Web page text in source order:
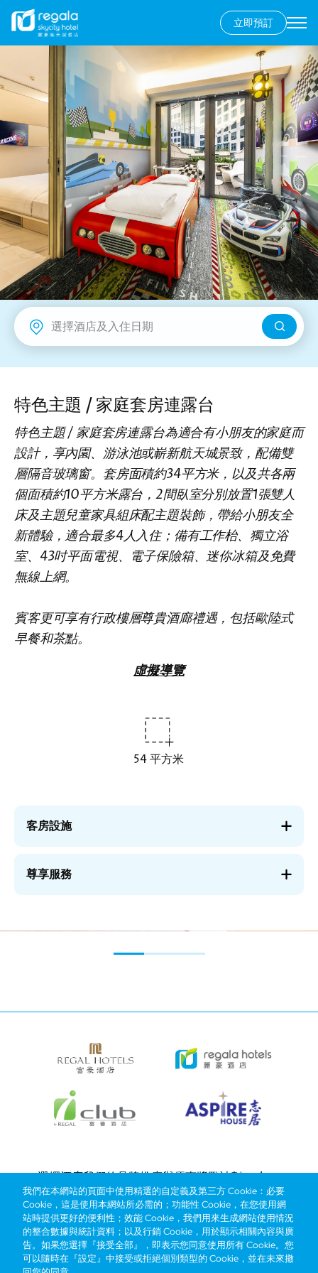
主
容
立即預訂
Secondary
menu
香港島
富豪香港酒店
九龍
富豪九龍酒店
新界
麗豪酒店
富豪機場酒店
特色主題 / 家庭套房連露台
特色主題 / 家庭套房連露台為適合有小朋友的家庭而
設計，享內園、游泳池或嶄新航天城景致，配備雙
層隔音玻璃窗。套房面積約34平方米，以及共各兩
個面積約10平方米露台，2間臥室分別放置1張雙人
床及主題兒童家具組床配主題裝飾，帶給小朋友全
新體驗，適合最多4人入住；備有工作枱、獨立浴
室、43吋平面電視、電子保險箱、迷你冰箱及免費
無線上網。
賓客更可享有行政樓層尊貴酒廊禮遇，包括歐陸式
早餐和茶點。
虛擬導覽
54 平方米
客房設施
尊享服務
Bottom
menu
選擇酒店我們的品牌推廣與優惠獎勵計劃e-shop
管理層簡介
搶先一步，掌握最新資訊！
我們在本網站的頁面中使用精選的自定義及第三方 Cookie：必要
Cookie，這是使用本網站所必需的；功能性 Cookie，在您使用網
站時提供更好的便利性；效能 Cookie，我們用來生成網站使用情況
的整合數據與統計資料；以及行銷 Cookie，用於顯示相關內容與廣
告。如果您選擇『接受全部』，即表示您同意使用所有 Cookie。您
可以隨時在『設定』中接受或拒絕個別類型的 Cookie，並在未來撤